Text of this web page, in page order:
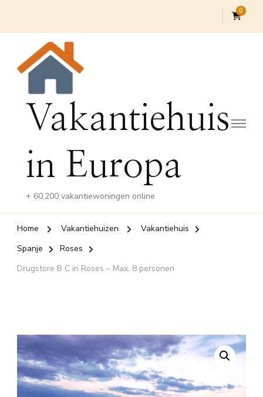
0
Vakantiehuis
in Europa
+ 60,200 vakantiewoningen online
Home Vakantiehuizen
Vakantiehuis
Spanje
Roses
Drugstore B C in Roses – Max. 8 personen